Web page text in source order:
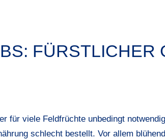
für viele Feldfrüchte unbedingt
schlecht bestellt. Vor allem